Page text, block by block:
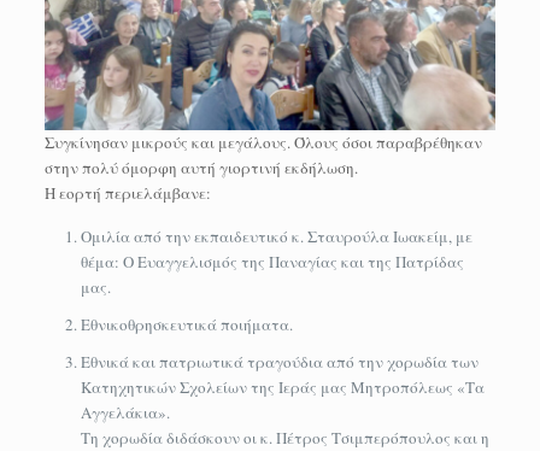
Συγκίνησαν μικρούς και μεγάλους. Όλους όσοι παραβρέθηκαν
στην πολύ όμορφη αυτή γιορτινή εκδήλωση.
Η εορτή περιελάμβανε:
Ομιλία από την εκπαιδευτικό κ. Σταυρούλα Ιωακείμ, με
θέμα: Ο Ευαγγελισμός της Παναγίας και της Πατρίδας
μας.
Εθνικοθρησκευτικά ποιήματα.
Εθνικά και πατριωτικά τραγούδια από την χορωδία των
Κατηχητικών Σχολείων της Ιεράς μας Μητροπόλεως «Τα
Αγγελάκια».
Τη χορωδία διδάσκουν οι κ. Πέτρος Τσιμπερόπουλος και η